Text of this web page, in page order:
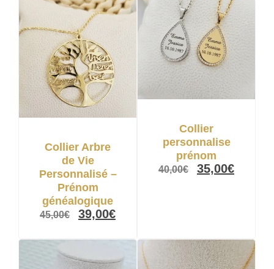
Collier Arbre
de Vie
Personnalisé –
Prénom
généalogique
45,00€ 39,00€
Collier
personnalise
prénom
40,00€ 35,00€